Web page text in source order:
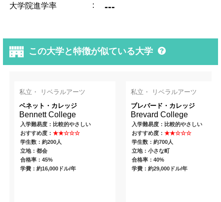
大学院進学率 : ---
この大学と特徴が似ている大学
私立・ リベラルアーツ
ベネット・カレッジ
Bennett College
入学難易度：比較的やさしい
おすすめ度：★★☆☆☆
学生数：約200人
立地：都会
合格率：45%
学費：約16,000ドル/年
私立・ リベラルアーツ
ブレバード・カレッジ
Brevard College
入学難易度：比較的やさしい
おすすめ度： ★★☆☆☆
学生数：約700人
立地：小さな町
合格率：40%
学費：約29,000ドル/年